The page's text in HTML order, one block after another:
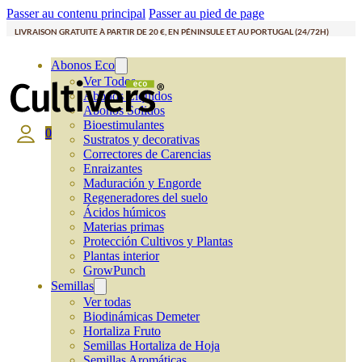
Passer au contenu principal Passer au pied de page
LIVRAISON GRATUITE À PARTIR DE 20 €, EN PÉNINSULE ET AU PORTUGAL (24/72H)
Abonos Eco
Ver Todos
Abonos Líquidos
Abonos Solidos
Bioestimulantes
Sustratos y decorativas
Correctores de Carencias
Enraizantes
Maduración y Engorde
Regeneradores del suelo
Ácidos húmicos
Materias primas
Protección Cultivos y Plantas
Plantas interior
GrowPunch
Semillas
Ver todas
Biodinámicas Demeter
Hortaliza Fruto
Semillas Hortaliza de Hoja
0